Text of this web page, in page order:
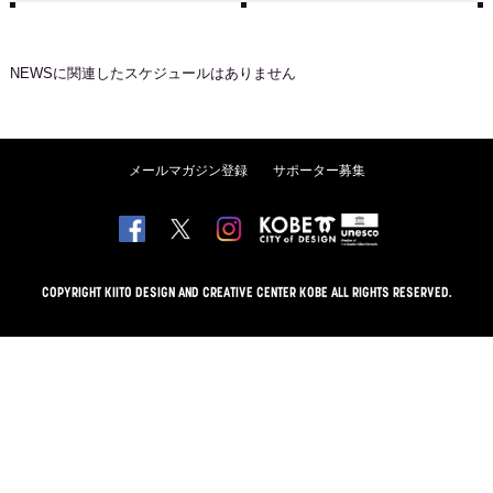
NEWSに関連したスケジュールはありません
メールマガジン登録 サポーター募集
COPYRIGHT KIITO DESIGN AND CREATIVE CENTER KOBE ALL RIGHTS RESERVED.